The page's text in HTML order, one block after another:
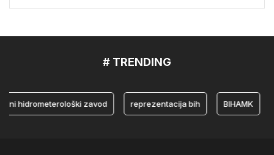
# TRENDING
zavod reprezentacija bih BIHAMK